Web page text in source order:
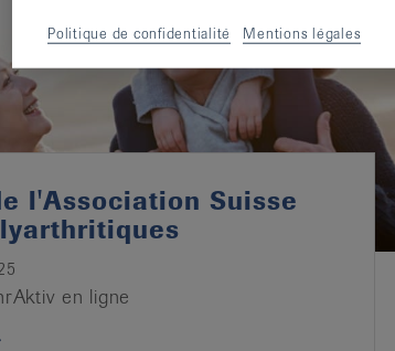
l'Association Suisse
en ligne
Politique de confidentialité Mentions légales